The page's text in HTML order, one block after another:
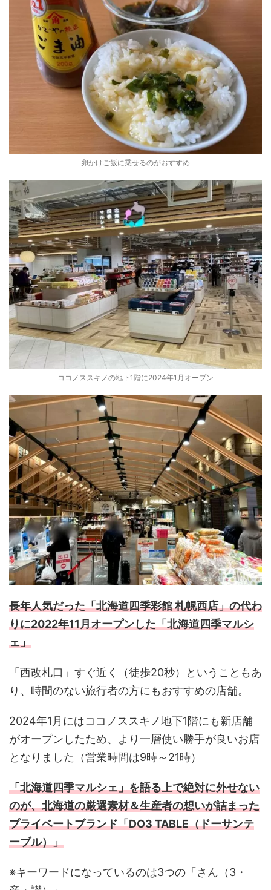
卵かけご飯に乗せるのがおすすめ
ココノススキノの地下1階に2024年1月オープン
長年人気だった「北海道四季彩館 札幌西店」の代わ
りに2022年11月オープンした「北海道四季マルシ
ェ」
「西改札口」すぐ近く（徒歩20秒）ということもあ
り、時間のない旅行者の方にもおすすめの店舗。
2024年1月にはココノススキノ地下1階にも新店舗
がオープンしたため、より一層使い勝手が良いお店
となりました（営業時間は9時～21時）
「北海道四季マルシェ」を語る上で絶対に外せない
のが、北海道の厳選素材＆生産者の想いが詰まった
プライベートブランド「DO3 TABLE（ドーサンテ
ーブル）」
※キーワードになっているのは3つの「さん（3・